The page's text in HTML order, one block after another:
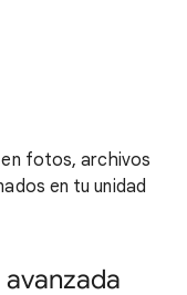
fotos, archivos
en tu unidad